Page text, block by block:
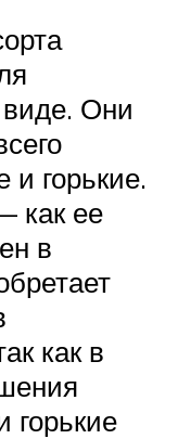
Они
и горькие.
как ее
в
как в
горькие